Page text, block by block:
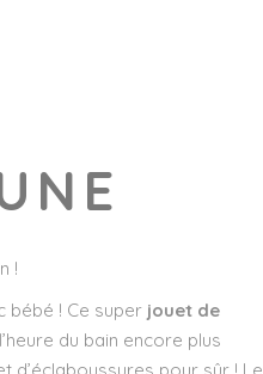
!
bébé ! Ce super jouet de
du bain encore plus